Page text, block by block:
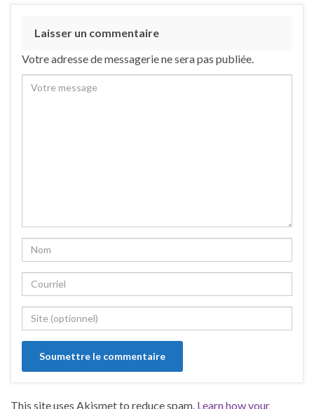
Laisser un commentaire
Votre adresse de messagerie ne sera pas publiée.
This site uses Akismet to reduce spam. Learn how your